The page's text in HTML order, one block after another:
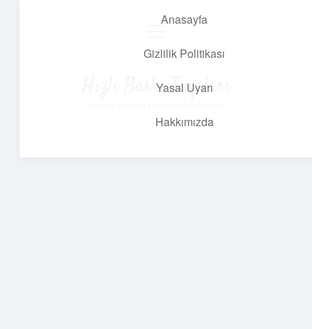
Anasayfa
Gizlilik Politikası
Yasal Uyarı
Hakkımızda
Hızlı Baskı Tüyoları